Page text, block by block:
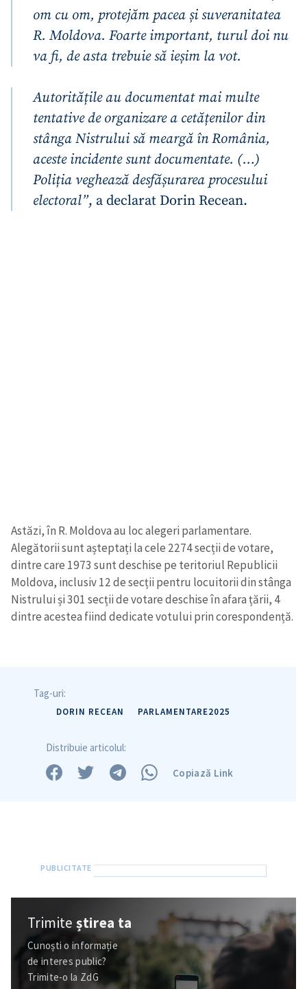
Trimite o informație
Despre ZdG
in English
на русском
om cu om, protejăm pacea și suveranitatea
R. Moldova. Foarte important, turul doi nu
va fi, de asta trebuie să ieșim la vot.
Autoritățile au documentat mai multe
tentative de organizare a cetățenilor din
stânga Nistrului să meargă în România,
aceste incidente sunt documentate. (…)
Poliția veghează desfășurarea procesului
electoral”, a declarat Dorin Recean.
Astăzi, în R. Moldova au loc alegeri parlamentare.
Alegătorii sunt așteptați la cele 2274 secții de votare,
dintre care 1973 sunt deschise pe teritoriul Republicii
Moldova, inclusiv 12 de secții pentru locuitorii din stânga
Nistrului și 301 secții de votare deschise în afara țării, 4
dintre acestea fiind dedicate votului prin corespondență.
Tag-uri:
DORIN RECEAN PARLAMENTARE2025
Distribuie articolul:
Copiază Link
Trimiteștirea ta
Cunoști o informație
de interes public?
Trimite-o la ZdG